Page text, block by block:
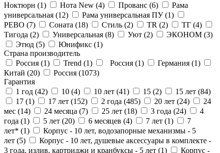
Ноктюрн (1) Нота New (4) Прованс (6)
Рама
универсальная (12) Рама универсальная ПУ (1)
РЕВО (7) Соната (18) Стиль (2) ТR (2) ТГ (4)
Тигода (2) Универсальная (8) Уют (2) ЭКОНОМ (3)
Этюд (5) Юнификс (1)
Страна производитель
Россия (1) Trend (1) Россия (1) Германия (1)
Китай (20) Россия (1073)
Гарантия
1 год (42) 10 (4) 10 лет (41) 15 (2) 15 лет (84)
17 (1) 17 лет (152) 2 года (485) 20 лет (24)
24
мес (14) 24 месяца (7) 25 лет (18) 3 года (24)
4
года (1) 5 лет (20) 6 месяцев (4) 7 лет (1)
7
лет* (1)
Корпус - 10 лет, водозапорные механизмы - 5
лет (5)
Корпус - 10 лет, душевые аксессуары в комплекте -
3 года, излив, картриджи и кранбуксы - 5 лет (1) Корпус -